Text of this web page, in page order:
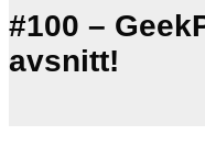
#100 –
avsnitt!